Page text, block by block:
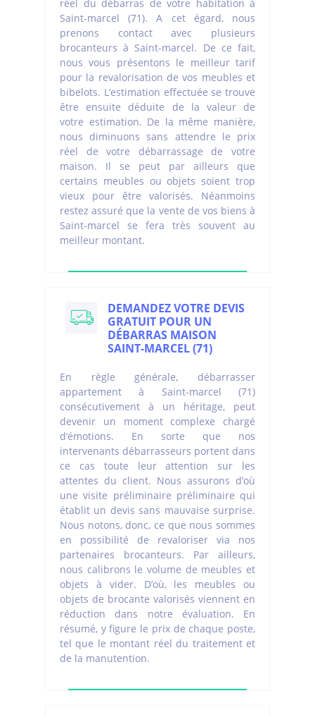
réel du débarras de votre habitation à
Saint-marcel (71). A cet égard, nous
prenons contact avec plusieurs
brocanteurs à Saint-marcel. De ce fait,
nous vous présentons le meilleur tarif
pour la revalorisation de vos meubles et
bibelots. L’estimation effectuée se trouve
être ensuite déduite de la valeur de
votre estimation. De la même manière,
nous diminuons sans attendre le prix
réel de votre débarrassage de votre
maison. Il se peut par ailleurs que
certains meubles ou objets soient trop
vieux pour être valorisés. Néanmoins
restez assuré que la vente de vos biens à
Saint-marcel se fera très souvent au
meilleur montant.
DEMANDEZ VOTRE DEVIS
GRATUIT POUR UN
DÉBARRAS MAISON
SAINT-MARCEL (71)
En règle générale, débarrasser
appartement à Saint-marcel (71)
consécutivement à un héritage, peut
devenir un moment complexe chargé
d’émotions. En sorte que nos
intervenants débarrasseurs portent dans
ce cas toute leur attention sur les
attentes du client. Nous assurons d’où
une visite préliminaire préliminaire qui
établit un devis sans mauvaise surprise.
Nous notons, donc, ce que nous sommes
en possibilité de revaloriser via nos
partenaires brocanteurs. Par ailleurs,
nous calibrons le volume de meubles et
objets à vider. D’où, les meubles ou
objets de brocante valorisés viennent en
réduction dans notre évaluation. En
résumé, y figure le prix de chaque poste,
tel que le montant réel du traitement et
de la manutention.